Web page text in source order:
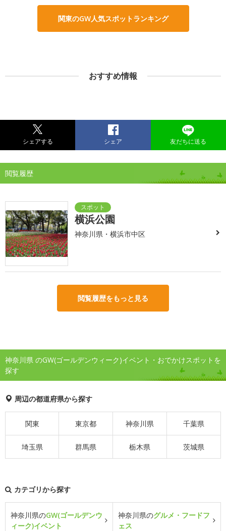
関東のGW人気スポットランキング
おすすめ情報
シェアする シェア 友だちに送る
閲覧履歴
横浜公園
神奈川県・横浜市中区
閲覧履歴をもっと見る
神奈川県 のGW(ゴールデンウィーク)イベント・おでかけスポットを
探す
周辺の都道府県から探す
関東 東京都 神奈川県 千葉県
埼玉県 群馬県 栃木県 茨城県
カテゴリから探す
神奈川県のGW(ゴールデンウ
ィーク)イベント
神奈川県のグルメ・フードフ
ェス